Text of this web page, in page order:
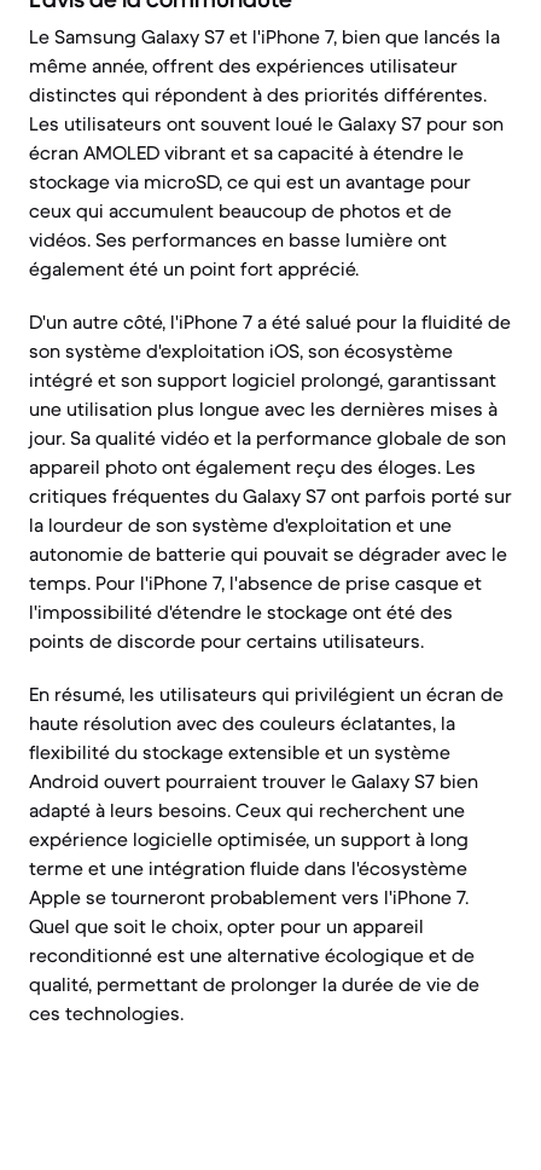
Le Samsung Galaxy S7 et l'iPhone 7, bien que lancés la
même année, offrent des expériences utilisateur
distinctes qui répondent à des priorités différentes.
Les utilisateurs ont souvent loué le Galaxy S7 pour son
écran AMOLED vibrant et sa capacité à étendre le
stockage via microSD, ce qui est un avantage pour
ceux qui accumulent beaucoup de photos et de
vidéos. Ses performances en basse lumière ont
également été un point fort apprécié.
D'un autre côté, l'iPhone 7 a été salué pour la fluidité de
son système d'exploitation iOS, son écosystème
intégré et son support logiciel prolongé, garantissant
une utilisation plus longue avec les dernières mises à
jour. Sa qualité vidéo et la performance globale de son
appareil photo ont également reçu des éloges. Les
critiques fréquentes du Galaxy S7 ont parfois porté sur
la lourdeur de son système d'exploitation et une
autonomie de batterie qui pouvait se dégrader avec le
temps. Pour l'iPhone 7, l'absence de prise casque et
l'impossibilité d'étendre le stockage ont été des
points de discorde pour certains utilisateurs.
En résumé, les utilisateurs qui privilégient un écran de
haute résolution avec des couleurs éclatantes, la
flexibilité du stockage extensible et un système
Android ouvert pourraient trouver le Galaxy S7 bien
adapté à leurs besoins. Ceux qui recherchent une
expérience logicielle optimisée, un support à long
terme et une intégration fluide dans l'écosystème
Apple se tourneront probablement vers l'iPhone 7.
Quel que soit le choix, opter pour un appareil
reconditionné est une alternative écologique et de
qualité, permettant de prolonger la durée de vie de
ces technologies.